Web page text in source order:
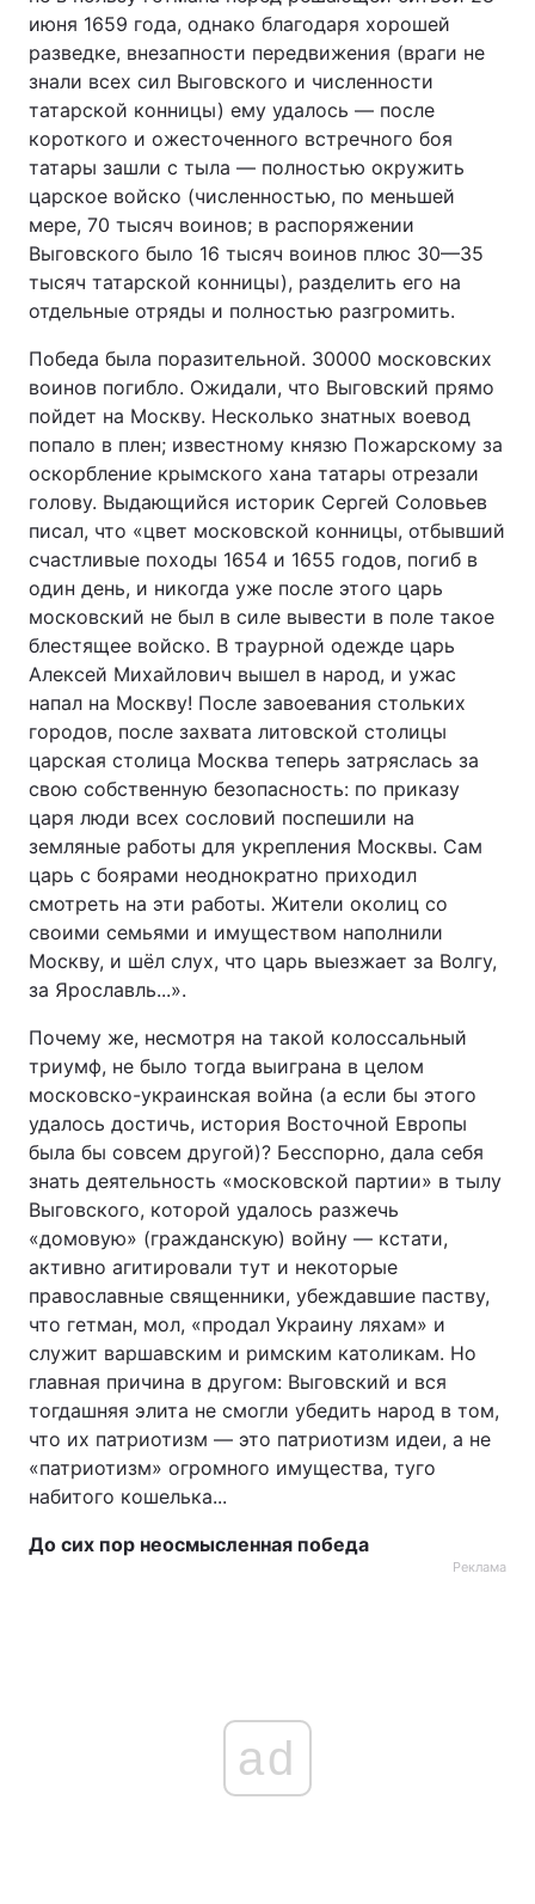
июня 1659 года, однако благодаря хорошей
разведке, внезапности передвижения (враги не
знали всех сил Выговского и численности
татарской конницы) ему удалось — после
короткого и ожесточенного встречного боя
татары зашли с тыла — полностью окружить
царское войско (численностью, по меньшей
мере, 70 тысяч воинов; в распоряжении
Выговского было 16 тысяч воинов плюс 30—35
тысяч татарской конницы), разделить его на
отдельные отряды и полностью разгромить.
Победа была поразительной. 30000 московских
воинов погибло. Ожидали, что Выговский прямо
пойдет на Москву. Несколько знатных воевод
попало в плен; известному князю Пожарскому за
оскорбление крымского хана татары отрезали
голову. Выдающийся историк Сергей Соловьев
писал, что «цвет московской конницы, отбывший
счастливые походы 1654 и 1655 годов, погиб в
один день, и никогда уже после этого царь
московский не был в силе вывести в поле такое
блестящее войско. В траурной одежде царь
Алексей Михайлович вышел в народ, и ужас
напал на Москву! После завоевания стольких
городов, после захвата литовской столицы
царская столица Москва теперь затряслась за
свою собственную безопасность: по приказу
царя люди всех сословий поспешили на
земляные работы для укрепления Москвы. Сам
царь с боярами неоднократно приходил
смотреть на эти работы. Жители околиц со
своими семьями и имуществом наполнили
Москву, и шёл слух, что царь выезжает за Волгу,
за Ярославль...».
Почему же, несмотря на такой колоссальный
триумф, не было тогда выиграна в целом
московско-украинская война (а если бы этого
удалось достичь, история Восточной Европы
была бы совсем другой)? Бесспорно, дала себя
знать деятельность «московской партии» в тылу
Выговского, которой удалось разжечь
«домовую» (гражданскую) войну — кстати,
активно агитировали тут и некоторые
православные священники, убеждавшие паству,
что гетман, мол, «продал Украину ляхам» и
служит варшавским и римским католикам. Но
главная причина в другом: Выговский и вся
тогдашняя элита не смогли убедить народ в том,
что их патриотизм — это патриотизм идеи, а не
«патриотизм» огромного имущества, туго
набитого кошелька...
До сих пор неосмысленная победа
Реклама
ad